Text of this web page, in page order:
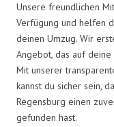
Unsere freundlichen
Verfügung und helfen
deinen Umzug. Wir
Angebot, das auf
Mit unserer
kannst du sicher sein,
Regensburg einen
gefunden hast.